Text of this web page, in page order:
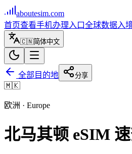
aboutesim.com
首页查看手机办理入口全球数据入
🇨🇳简体中文
全部目的地 分享
🇲🇰
欧洲 · Europe
北马其顿 eSIM